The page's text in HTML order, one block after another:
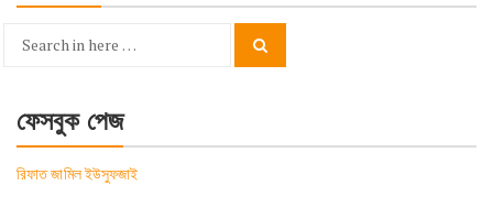
Search
ফেসবুক পেজ
রিফাত জামিল ইউসুফজাই